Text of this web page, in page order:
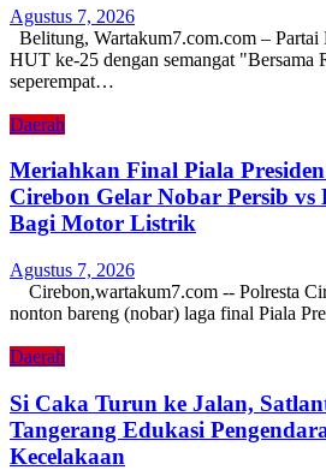
Agustus 7, 2026
Belitung, Wartakum7.com.com – Partai
HUT ke-25 dengan semangat "Bersama
seperempat…
Daerah
Meriahkan Final Piala
Cirebon Gelar Nobar Persib vs
Bagi Motor Listrik
Agustus 7, 2026
Cirebon,wartakum7.com -- Polresta
nonton bareng (nobar) laga final Piala
Daerah
Si Caka Turun ke Jalan,
Tangerang Edukasi
Kecelakaan